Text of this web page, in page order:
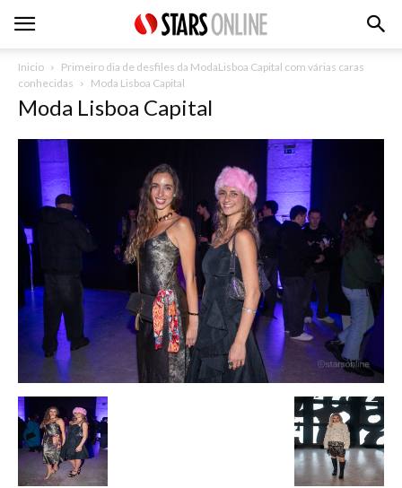
Inicio
Primeiro dia de desfiles da ModaLisboa Capital com várias caras
conhecidas
Moda Lisboa Capital
Moda Lisboa Capital